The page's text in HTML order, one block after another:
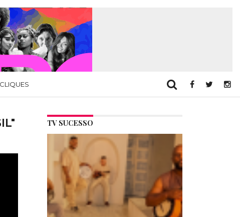
CLIQUES
TV SUCESSO